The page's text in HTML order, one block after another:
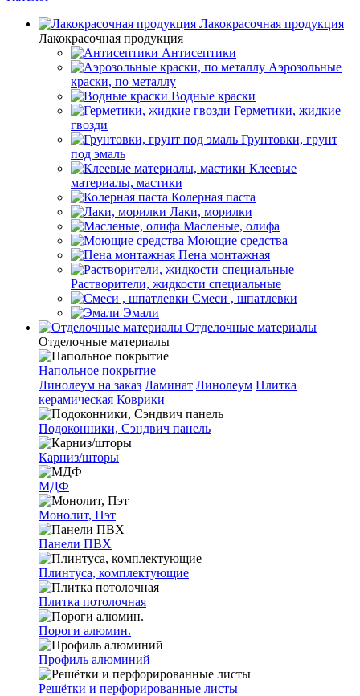
Лакокрасочная продукция
Лакокрасочная продукция
Антисептики
Аэрозольные
краски, по металлу
Водные краски
Герметики, жидкие
гвозди
Грунтовки, грунт
под эмаль
Клеевые
материалы, мастики
Колерная паста
Лаки, морилки
Масленые, олифа
Моющие средства
Пена монтажная
Растворители, жидкости специальные
Смеси , шпатлевки
Эмали
Отделочные материалы
Отделочные материалы
Напольное покрытие
Линолеум на заказ Ламинат Линолеум Плитка
керамическая Коврики
Подоконники, Сэндвич панель
Карниз/шторы
МДФ
Монолит, Пэт
Панели ПВХ
Плинтуса, комплектующие
Плитка потолочная
Пороги алюмин.
Профиль алюминий
Решётки и перфорированные листы